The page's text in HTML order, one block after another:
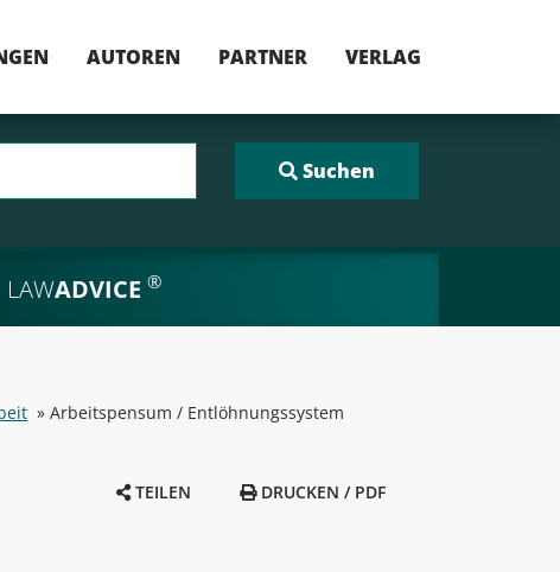
AUTOREN PARTNER VERLAG
LAWADVICE ®
» Arbeitspensum / Entlöhnungssystem
TEILEN DRUCKEN / PDF